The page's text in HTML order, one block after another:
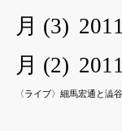
月 (3)
月 (2)
〈ライブ〉細馬宏通と澁